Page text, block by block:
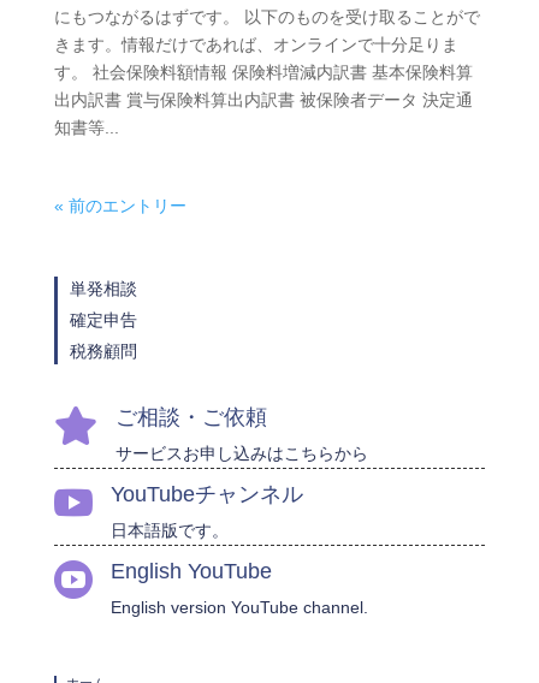
にもつながるはずです。 以下のものを受け取ることがで
きます。情報だけであれば、オンラインで十分足りま
す。 社会保険料額情報 保険料増減内訳書 基本保険料算
出内訳書 賞与保険料算出内訳書 被保険者データ 決定通
知書等...
« 前のエントリー
単発相談
確定申告
税務顧問
 ご相談・ご依頼
サービスお申し込みはこちらから
 YouTubeチャンネル
日本語版です。
 English YouTube
English version YouTube channel.